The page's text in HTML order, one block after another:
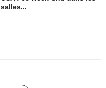
salles...